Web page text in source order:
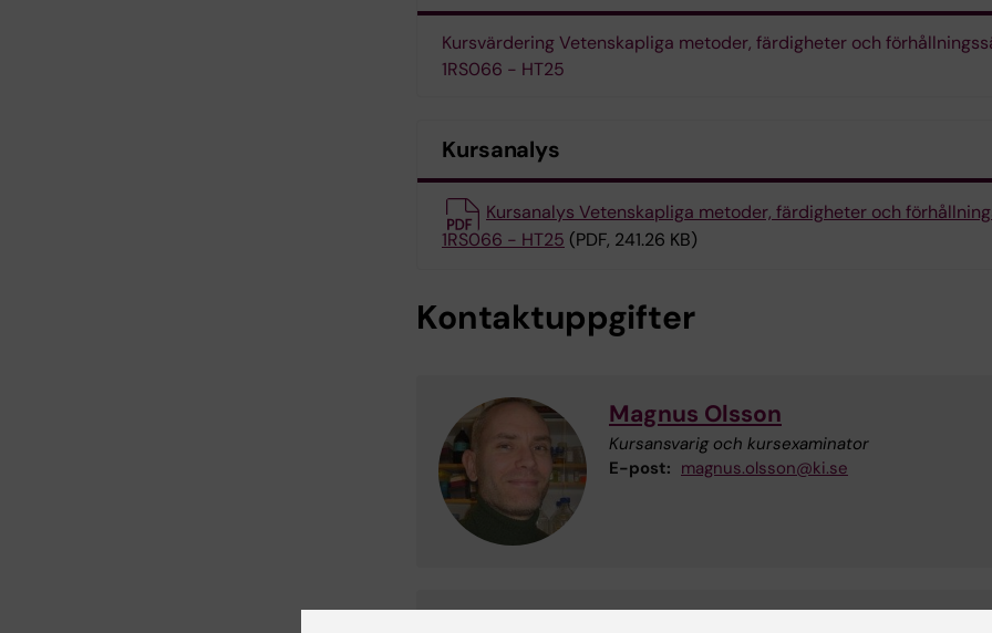
Kursvärdering Vetenskapliga metoder, färdigheter och
1RS066 - HT25
Kursanalys
Kursanalys Vetenskapliga metoder, färdigheter och
1RS066 - HT25 (PDF, 241.26 KB)
Kontaktuppgifter
Magnus Olsson
Kursansvarig och kursexaminator
E-post: magnus.olsson@ki.se